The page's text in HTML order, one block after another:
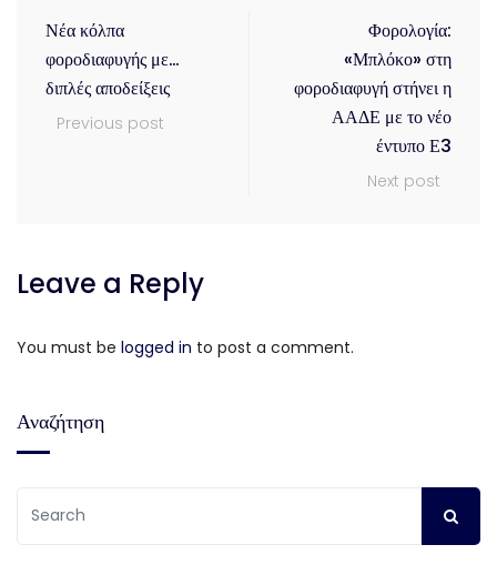
Νέα κόλπα
φοροδιαφυγής με…
διπλές αποδείξεις
Previous post
Φορολογία:
«Μπλόκο» στη
φοροδιαφυγή στήνει η
ΑΑΔΕ με το νέο
έντυπο Ε3
Next post
Leave a Reply
You must be logged in to post a comment.
Αναζήτηση